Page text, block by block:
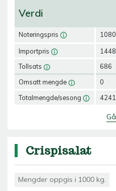
Verdi
Noteringspris
Importpris
Tollsats
Omsatt mengde
Totalmengde/sesong
1080
1448
686
0
4241
Crispisalat
Mengder oppgis i 1000 kg.